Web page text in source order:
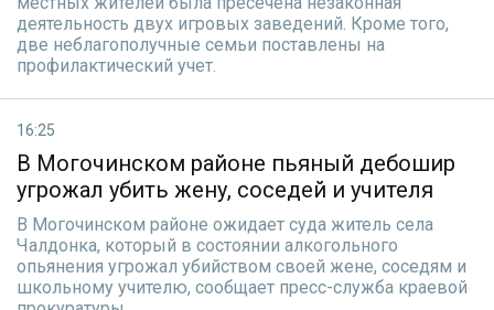
деятельность двух игровых заведений. Кроме того,
две неблагополучные семьи поставлены на
профилактический учет.
16:25
В Могочинском районе пьяный дебошир
угрожал убить жену, соседей и учителя
В Могочинском районе ожидает суда житель села
Чалдонка, который в состоянии алкогольного
опьянения угрожал убийством своей жене, соседям и
школьному учителю, сообщает пресс-служба краевой